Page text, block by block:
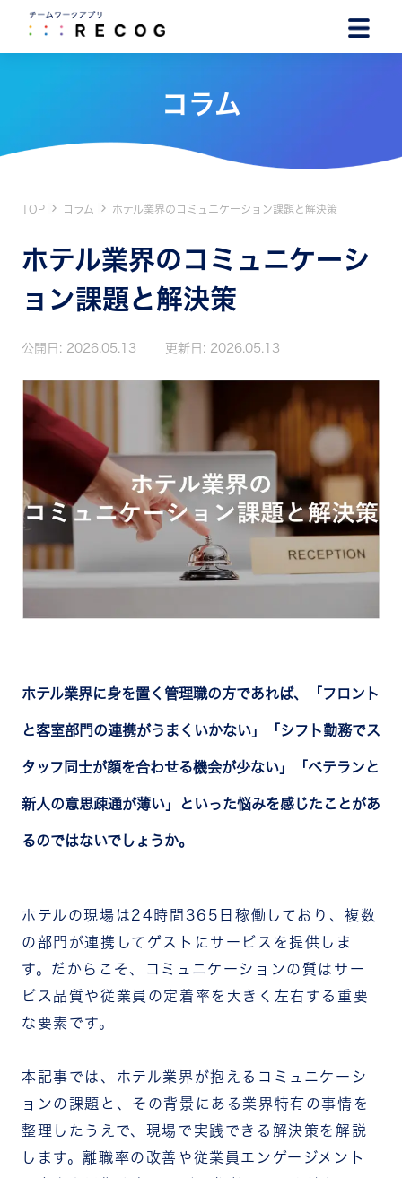
コラム
TOP コラム ホテル業界のコミュニケーション課題と解決策
ホテル業界のコミュニケーシ
ョン課題と解決策
公開日: 2026.05.13 更新日: 2026.05.13
ホテル業界に身を置く管理職の方であれば、「フロント
と客室部門の連携がうまくいかない」「シフト勤務でス
タッフ同士が顔を合わせる機会が少ない」「ベテランと
新人の意思疎通が薄い」といった悩みを感じたことがあ
るのではないでしょうか。
ホテルの現場は24時間365日稼働しており、複数
の部門が連携してゲストにサービスを提供しま
す。だからこそ、コミュニケーションの質はサー
ビス品質や従業員の定着率を大きく左右する重要
な要素です。
本記事では、ホテル業界が抱えるコミュニケーシ
ョンの課題と、その背景にある業界特有の事情を
整理したうえで、現場で実践できる解決策を解説
します。離職率の改善や従業員エンゲージメント